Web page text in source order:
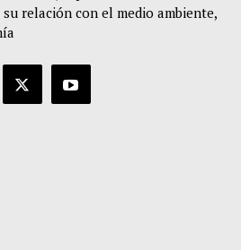
relación con el medio ambiente,